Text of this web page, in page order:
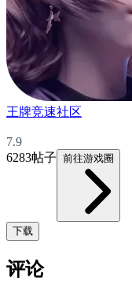
王牌竞速社区
7.9
6283帖子 前往游戏圈
下载
评论